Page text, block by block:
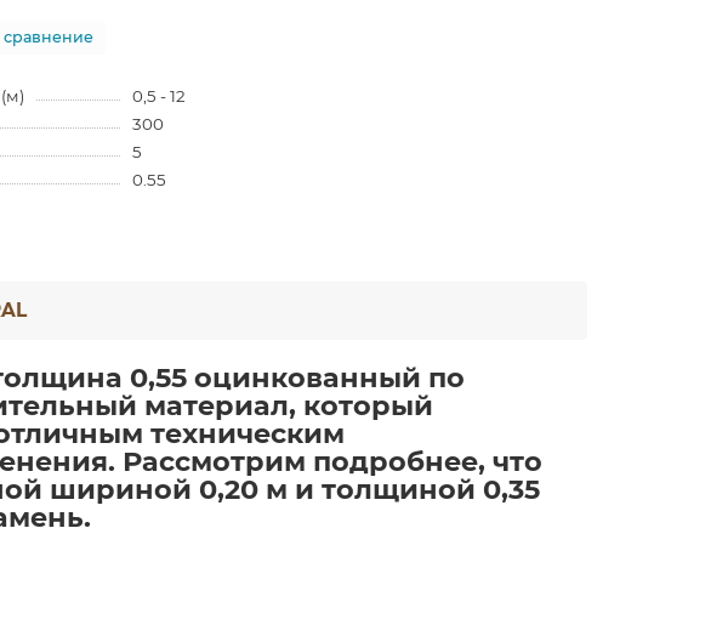
сравнение
0,5 - 12
300
5
0.55
0,55 оцинкованный по
материал, который
техническим
Рассмотрим подробнее, что
шириной 0,20 м и толщиной 0,35